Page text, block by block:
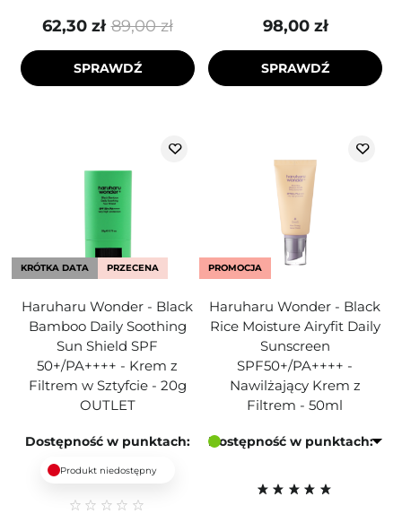
89,00 zł
62,30 zł
SPRAWDŹ
98,00 zł
SPRAWDŹ
KRÓTKA DATA PRZECENA
Haruharu Wonder - Black
Bamboo Daily Soothing
Sun Shield SPF
50+/PA++++ - Krem z
Filtrem w Sztyfcie - 20g
OUTLET
Dostępność w punktach:
Produkt niedostępny
PROMOCJA
Haruharu Wonder - Black
Rice Moisture Airyfit Daily
Sunscreen
SPF50+/PA++++ -
Nawilżający Krem z
Filtrem - 50ml
Dostępność w punktach: